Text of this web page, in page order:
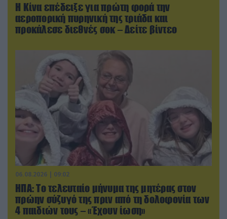
Η Κίνα επέδειξε για πρώτη φορά την
αεροπορική πυρηνική της τριάδα και
προκάλεσε διεθνές σοκ – Δείτε βίντεο
06.08.2026 | 09:02
ΗΠΑ: Το τελευταίο μήνυμα της μητέρας στον
πρώην σύζυγό της πριν από τη δολοφονία των
4 παιδιών τους – «Έχουν ίωση»